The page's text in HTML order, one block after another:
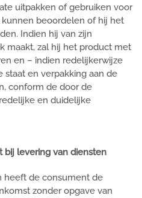
uitpakken of gebruiken voor
beoordelen of hij het
Indien hij van zijn
maakt, zal hij het product met
en – indien redelijkerwijze
staat en verpakking aan de
conform de door de
en duidelijke
bij levering van diensten
heeft de consument de
zonder opgave van